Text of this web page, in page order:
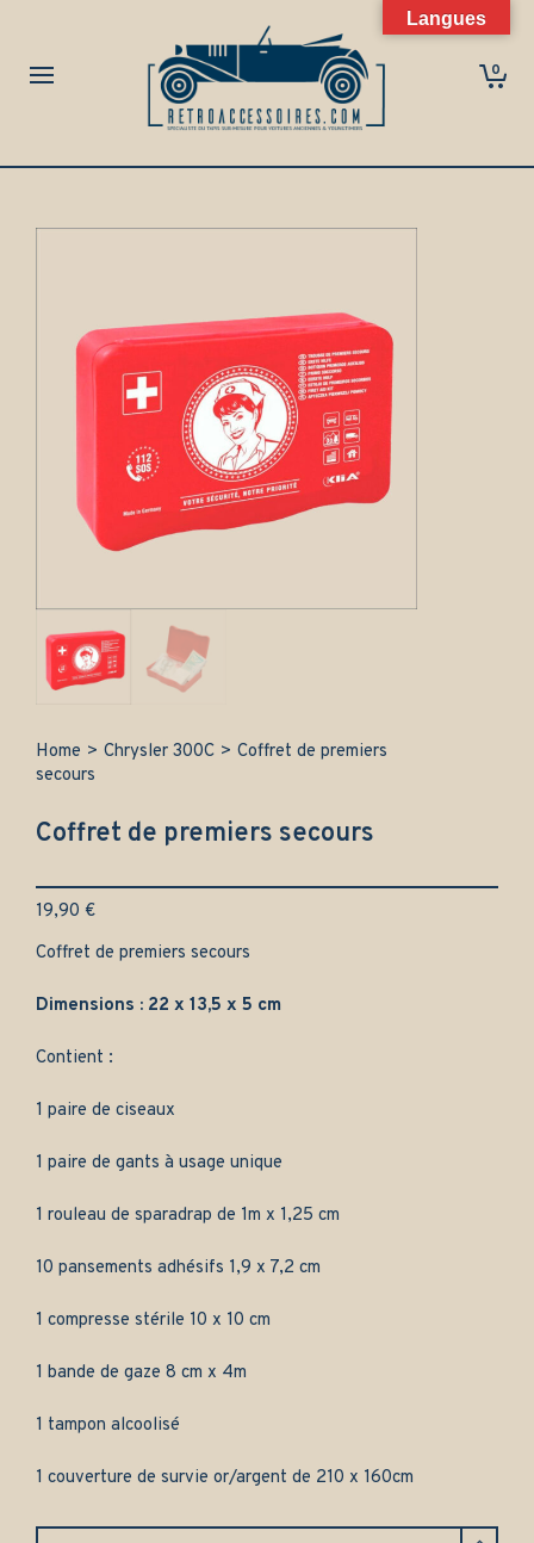
0
Home > Chrysler 300C > Coffret de premiers
secours
Coffret de premiers secours
19,90 €
Coffret de premiers secours
Dimensions : 22 x 13,5 x 5 cm
Contient :
1 paire de ciseaux
1 paire de gants à usage unique
1 rouleau de sparadrap de 1m x 1,25 cm
10 pansements adhésifs 1,9 x 7,2 cm
1 compresse stérile 10 x 10 cm
1 bande de gaze 8 cm x 4m
1 tampon alcoolisé
1 couverture de survie or/argent de 210 x 160cm
Langues